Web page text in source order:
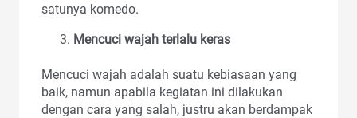
satunya komedo.
Mencuci wajah terlalu keras
Mencuci wajah adalah suatu kebiasaan yang
baik, namun apabila kegiatan ini dilakukan
dengan cara yang salah, justru akan berdampak